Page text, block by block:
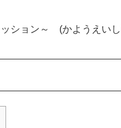
ッション～ (かようえい